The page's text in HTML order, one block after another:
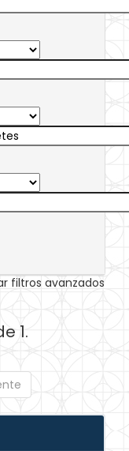
filtros avanzados
1.